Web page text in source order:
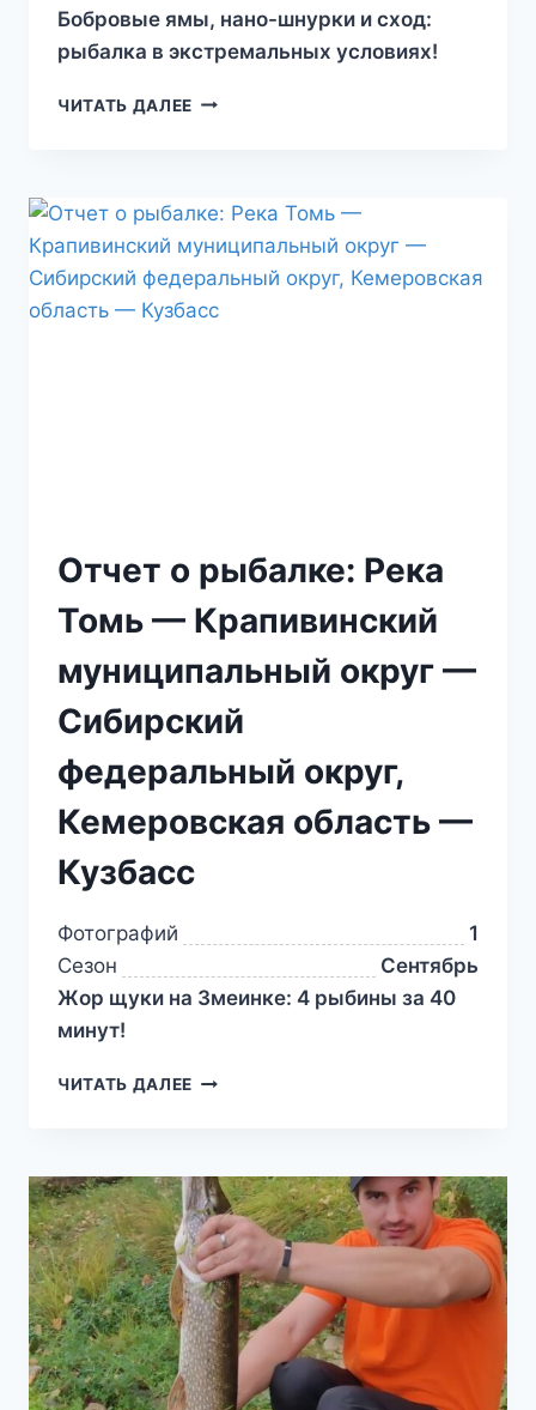
Бобровые ямы, нано-шнурки и сход:
рыбалка в экстремальных условиях!
ЧИТАТЬ ДАЛЕЕ
Отчет о рыбалке: Река
Томь — Крапивинский
муниципальный округ —
Сибирский
федеральный округ,
Кемеровская область —
Кузбасс
Фотографий
1
Сезон
Сентябрь
Жор щуки на Змеинке: 4 рыбины за 40
минут!
ЧИТАТЬ ДАЛЕЕ